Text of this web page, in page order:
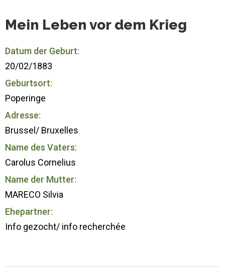
Mein Leben vor dem Krieg
Datum der Geburt:
20/02/1883
Geburtsort:
Poperinge
Adresse:
Brussel/ Bruxelles
Name des Vaters:
Carolus Cornelius
Name der Mutter:
MARECO Silvia
Ehepartner:
Info gezocht/ info recherchée